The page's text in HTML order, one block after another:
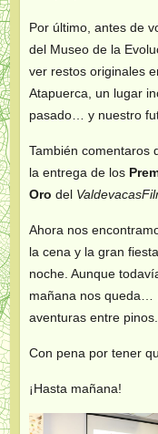
Por último, antes de
del Museo de la
ver restos originales
Atapuerca, un lugar
pasado… y nuestro
También comentaros
la entrega de los
Oro del
Ahora nos
la cena y la gran
noche. Aunque
mañana nos queda…
aventuras entre pinos.
Con pena por tener
¡Hasta mañana!